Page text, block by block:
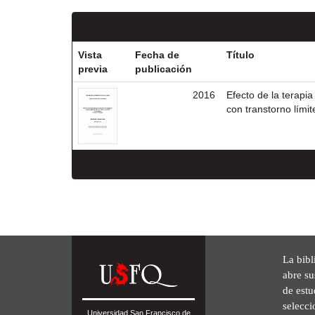
Vista
previa
Fecha de
publicación
Título
2016
Efecto de la
con transtorno
Universidad San Francisco de
La
abre
de